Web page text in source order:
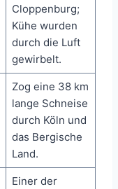
Cloppenburg;
Kühe wurden
durch die Luft
gewirbelt.
Zog eine 38 km
lange Schneise
durch Köln und
das Bergische
Land.
Einer der